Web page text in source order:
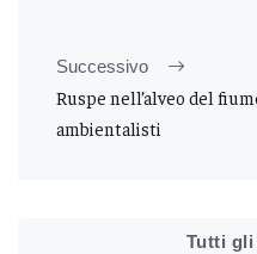
Successivo
Ruspe nell’alveo del
ambientalisti
Tutti